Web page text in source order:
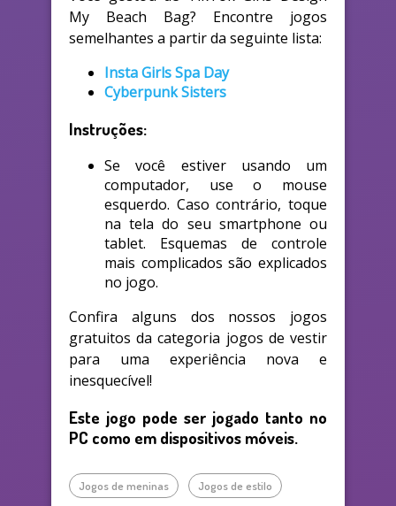
My Beach Bag? Encontre jogos
semelhantes a partir da seguinte lista:
Insta Girls Spa Day
Cyberpunk Sisters
Instruções:
Se você estiver usando um
computador, use o mouse
esquerdo. Caso contrário, toque
na tela do seu smartphone ou
tablet. Esquemas de controle
mais complicados são explicados
no jogo.
Confira alguns dos nossos jogos
gratuitos da categoria jogos de vestir
para uma experiência nova e
inesquecível!
Este jogo pode ser jogado tanto no
PC como em dispositivos móveis.
Jogos de meninas Jogos de estilo